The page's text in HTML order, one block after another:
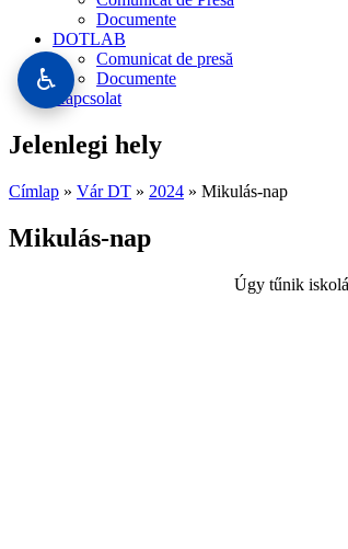
Documente
DOTLAB
Comunicat de presă
Documente
Kapcsolat
Jelenlegi hely
Címlap » Vár DT » 2024 » Mikulás-nap
Mikulás-nap
Úgy tűnik
♿